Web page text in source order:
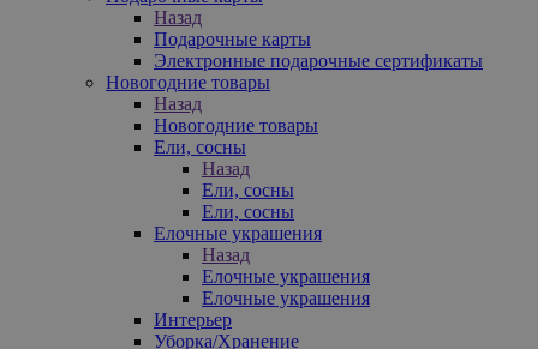
Назад
Подарочные карты
Электронные подарочные сертификаты
Новогодние товары
Назад
Новогодние товары
Ели, сосны
Назад
Ели, сосны
Ели, сосны
Елочные украшения
Назад
Елочные украшения
Елочные украшения
Интерьер
Уборка/Хранение